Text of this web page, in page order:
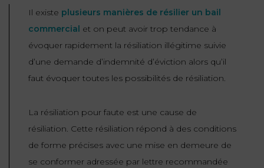
Il existe plusieurs manières de résilier un bail
commercial et on peut avoir trop tendance à
évoquer rapidement la résiliation illégitime suivie
d’une demande d’indemnité d’éviction alors qu’il
faut évoquer toutes les possibilités de résiliation.
La résiliation pour faute est une cause de
résiliation. Cette résiliation répond à des conditions
de forme précises avec une mise en demeure de
se conformer adressée par lettre recommandée